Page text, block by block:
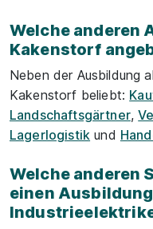
Welche anderen
Kakenstorf
Neben der Ausbildung
Kakenstorf beliebt:
Landschaftsgärtner,
Lagerlogistik und
Welche anderen
einen